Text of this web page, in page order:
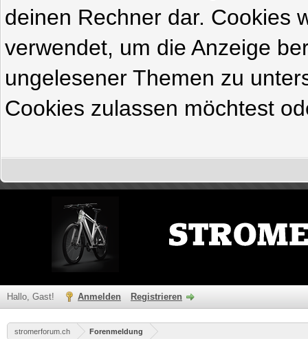
deinen Rechner dar. Cookies
verwendet, um die Anzeige
ungelesener Themen zu
Cookies zulassen möchtest
Hallo, Gast! Anmelden Registrieren
stromerforum.ch Forenmeldung